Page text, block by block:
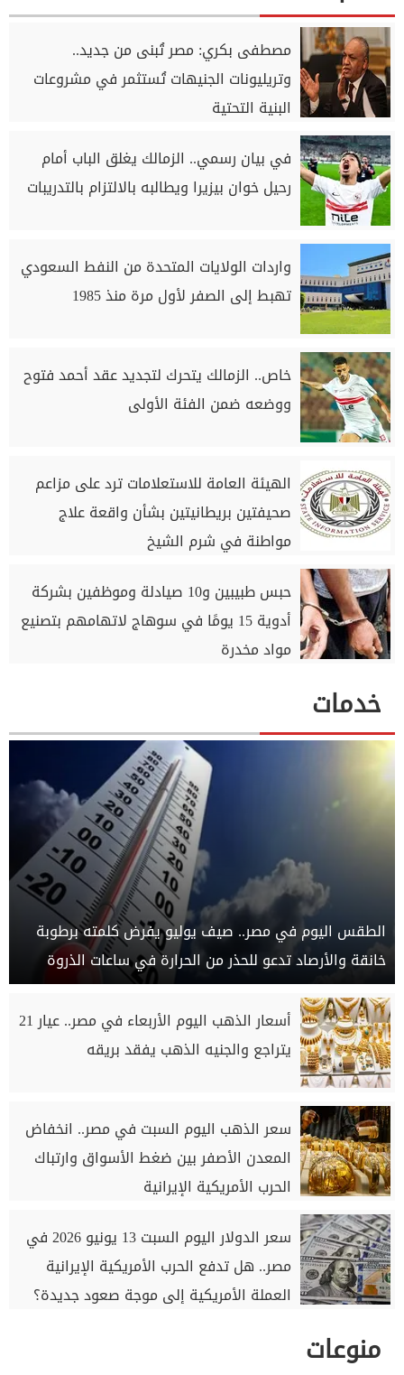
مصطفى بكري: مصر تُبنى من جديد..
وتريليونات الجنيهات تُستثمر في مشروعات
البنية التحتية
في بيان رسمي.. الزمالك يغلق الباب أمام
رحيل خوان بيزيرا ويطالبه بالالتزام بالتدريبات
واردات الولايات المتحدة من النفط السعودي
تهبط إلى الصفر لأول مرة منذ 1985
خاص.. الزمالك يتحرك لتجديد عقد أحمد فتوح
ووضعه ضمن الفئة الأولى
الهيئة العامة للاستعلامات ترد على مزاعم
صحيفتين بريطانيتين بشأن واقعة علاج
مواطنة في شرم الشيخ
حبس طبيبين و10 صيادلة وموظفين بشركة
أدوية 15 يومًا في سوهاج لاتهامهم بتصنيع
مواد مخدرة
خدمات
الطقس اليوم في مصر.. صيف يوليو يفرض كلمته برطوبة
خانقة والأرصاد تدعو للحذر من الحرارة في ساعات الذروة
أسعار الذهب اليوم الأربعاء في مصر.. عيار 21
يتراجع والجنيه الذهب يفقد بريقه
سعر الذهب اليوم السبت في مصر.. انخفاض
المعدن الأصفر بين ضغط الأسواق وارتباك
الحرب الأمريكية الإيرانية
سعر الدولار اليوم السبت 13 يونيو 2026 في
مصر.. هل تدفع الحرب الأمريكية الإيرانية
العملة الأمريكية إلى موجة صعود جديدة؟
منوعات